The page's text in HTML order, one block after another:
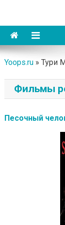
content
Yoops
Yoops.ru» Тури
Фильмы
Песочный